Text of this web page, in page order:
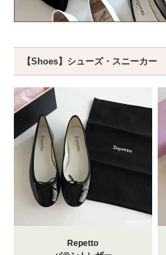
【Shoes】シューズ・スニーカー
Repetto